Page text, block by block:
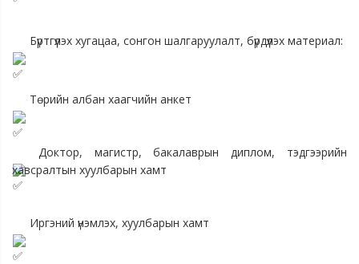
Бүртгүүлэх хугацаа, сонгон шалгаруулалт, бүрдүүлэх материал:
Төрийн албан хаагчийн анкет
Доктор, магистр, бакалаврын диплом, тэдгээрийн
хавсралтын хуулбарын хамт
Иргэний үнэмлэх, хуулбарын хамт